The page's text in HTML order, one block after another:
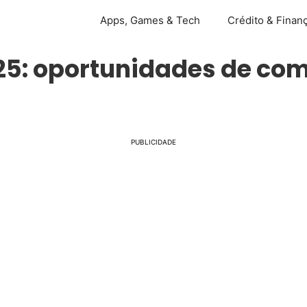
Apps, Games & Tech Crédito &
oportunidades de
PUBLICIDADE